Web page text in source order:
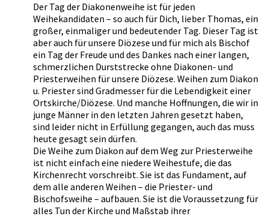
Der Tag der Diakonenweihe ist für jeden
Weihekandidaten – so auch für Dich, lieber Thomas, ein
großer, einmaliger und bedeutender Tag. Dieser Tag ist
aber auch für unsere Diözese und für mich als Bischof
ein Tag der Freude und des Dankes nach einer langen,
schmerzlichen Durststrecke ohne Diakonen- und
Priesterweihen für unsere Diözese. Weihen zum Diakon
u. Priester sind Gradmesser für die Lebendigkeit einer
Ortskirche/Diözese. Und manche Hoffnungen, die wir in
junge Männer in den letzten Jahren gesetzt haben,
sind leider nicht in Erfüllung gegangen, auch das muss
heute gesagt sein dürfen.
Die Weihe zum Diakon auf dem Weg zur Priesterweihe
ist nicht einfach eine niedere Weihestufe, die das
Kirchenrecht vorschreibt. Sie ist das Fundament, auf
dem alle anderen Weihen – die Priester- und
Bischofsweihe – aufbauen. Sie ist die Voraussetzung für
alles Tun der Kirche und Maßstab ihrer